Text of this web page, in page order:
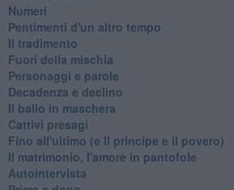
Numeri
Pentimenti d'un altro tempo
Il tradimento
Fuori della mischia
Personaggi e parole
Decadenza e declino
Il ballo in maschera
Cattivi presagi
Fino all'ultimo (e Il principe e il povero)
Il matrimonio, l'amore in pantofole
Autointervista